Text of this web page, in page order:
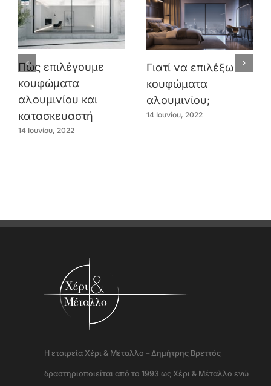
Πώς επιλέγουμε
κουφώματα
αλουμινίου και
κατασκευαστή
14 Ιουνίου, 2022
Γιατί να επιλέξω
κουφώματα
αλουμινίου;
14 Ιουνίου, 2022
Η εταιρεία Χέρι & Μέταλλο – Δημήτρης Βρεττός
δραστηριοποιείται από το 1993 ως Χέρι & Μέταλλο ενώ